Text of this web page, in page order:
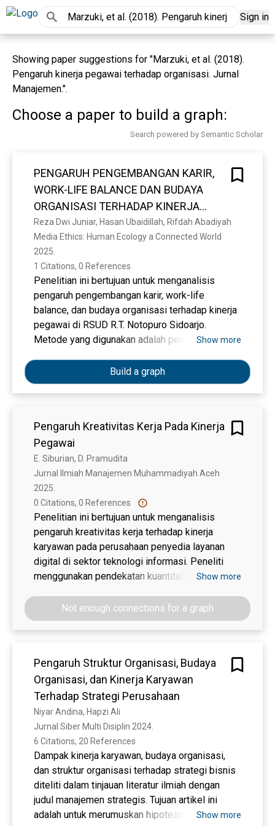
Sign in
Showing paper suggestions for "Marzuki, et al. (2018).
Pengaruh kinerja pegawai terhadap organisasi. Jurnal
Manajemen.".
Choose a paper to build a graph:
Search powered by Semantic Scholar
PENGARUH PENGEMBANGAN KARIR,
WORK-LIFE BALANCE DAN BUDAYA
ORGANISASI TERHADAP KINERJA
PEGAWAI RSUD R.T. NOTOPURO
Reza Dwi Juniar, Hasan Ubaidillah, Rifdah Abadiyah
Media Ethics: Human Ecology a Connected World
2025.
1 Citations, 0 References
Penelitian ini bertujuan untuk menganalisis
pengaruh pengembangan karir, work-life
balance, dan budaya organisasi terhadap kinerja
pegawai di RSUD R.T. Notopuro Sidoarjo.
Metode yang digunakan adalah penelitian
Data dikumpulkan melalui survei menggunakan
kuesioner berskala Likert 1-5, dengan populasi
tenaga keperawatan sebanyak 898 orang.
random sampling berdasarkan rumus Hair et al.,
dengan jumlah minimal responden 130 orang
sesuai dengan 26 indikator pertanyaan. Teknik
analisis data menggunakan Partial Least Square
(PLS) dengan software SmartPLS versi 3. Hasil
penelitian menunjukkan bahwa pengembangan
karir dan work-life balance berpengaruh positif
dan signifikan terhadap kinerja pegawai,
sedangkan budaya organisasi memiliki pengaruh
yang lebih kecil. Temuan ini memberikan
wawasan bagi manajemen rumah sakit dalam
daya manusia guna meningkatkan kinerja
pegawai.
Show more
Build a graph
Pengaruh Kreativitas Kerja Pada Kinerja
Pegawai
E. Siburian, D. Pramudita
Jurnal Ilmiah Manajemen Muhammadiyah Aceh
2025.
0 Citations, 0 References
Penelitian ini bertujuan untuk menganalisis
pengaruh kreativitas kerja terhadap kinerja
karyawan pada perusahaan penyedia layanan
digital di sektor teknologi informasi. Peneliti
menggunakan pendekatan kuantitatif melalui
XYZ yang dipilih melalui teknik purposive
sampling. Instrumen penelitian mengadopsi
indikator dari Zhou & George (2001) untuk
(1996) untuk mengukur kinerja karyawan.
Meskipun hubungan antara kreativitas dan
kinerja telah banyak diteliti, konteks perusahaan
digital di Indonesia yang sedang bertumbuh
pesat masih jarang menjadi fokus kajian secara
khusus. Analisis data dilakukan dengan regresi
linier berganda dengan perangkat lunak SPSS
26. Hasil penelitian menunjukkan bahwa
kreativitas kerja berpengaruh positif dan
signifikan terhadap kinerja karyawan, dengan
nilai koefisien regresi sebesar 0,723 dan nilai
Show more
Not enough connections for a graph
Pengaruh Struktur Organisasi, Budaya
Organisasi, dan Kinerja Karyawan
Terhadap Strategi Perusahaan
Niyar Andina, Hapzi Ali
Jurnal Siber Multi Disiplin 2024.
6 Citations, 20 References
Dampak kinerja karyawan, budaya organisasi,
dan struktur organisasi terhadap strategi bisnis
diteliti dalam tinjauan literatur ilmiah dengan
judul manajemen strategis. Tujuan artikel ini
adalah untuk merumuskan hipotesis mengenai
Show more